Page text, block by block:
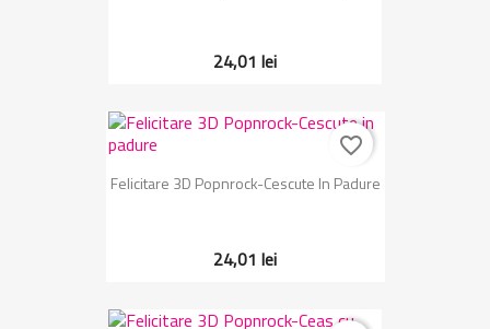
24,01 lei
Felicitare 3D Popnrock-Cescute In Padure
24,01 lei
favorite_border